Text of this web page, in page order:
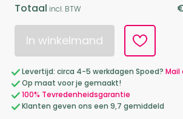
Totaal incl. BTW
In winkelmand
Levertijd: circa 4-5 werkdagen Spoed? Mail
Op maat voor je gemaakt!
100% Tevredenheidsgarantie
Klanten geven ons een 9,7 gemiddeld